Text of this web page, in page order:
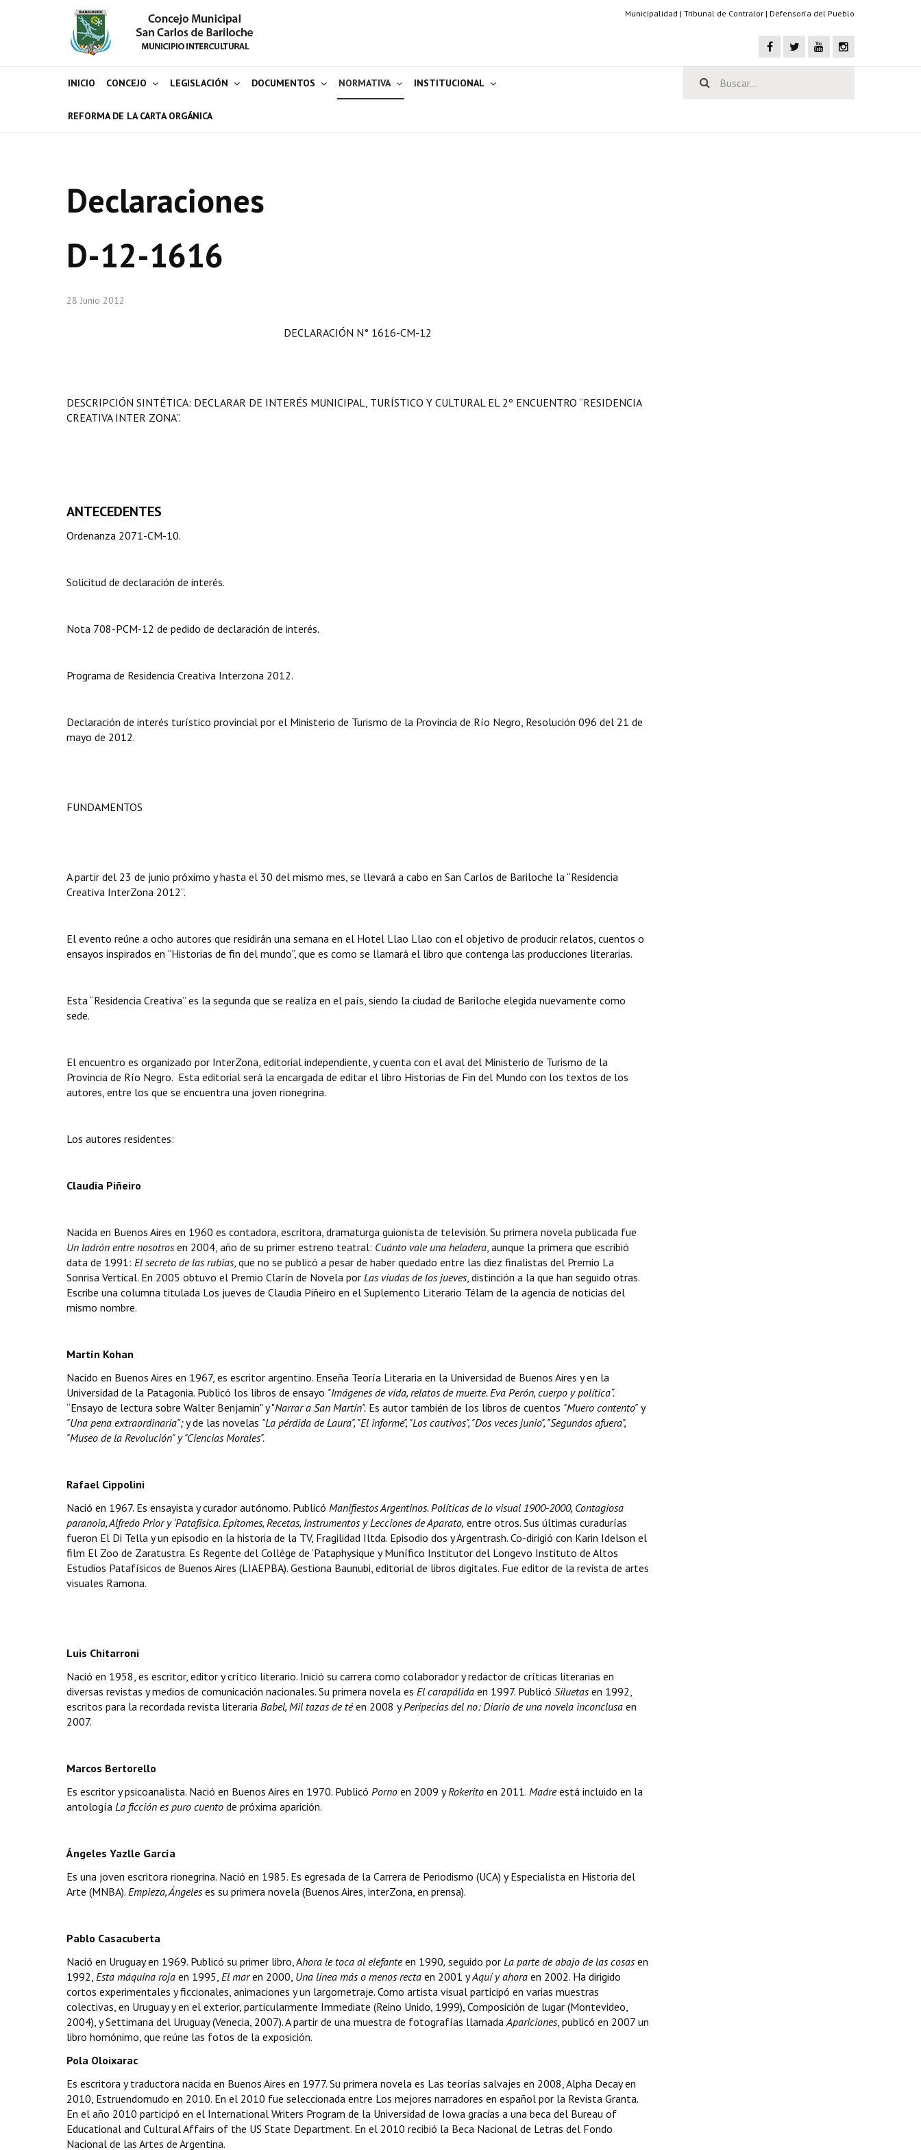
Municipalidad | Tribunal de Contralor | Defensoría del Pueblo
INICIO CONCEJO LEGISLACIÓN DOCUMENTOS NORMATIVA INSTITUCIONAL
REFORMA DE LA CARTA ORGÁNICA
Declaraciones
D-12-1616
28 Junio 2012
DECLARACIÓN N° 1616-CM-12
DESCRIPCIÓN SINTÉTICA: DECLARAR DE INTERÉS MUNICIPAL, TURÍSTICO Y CULTURAL EL 2º ENCUENTRO “RESIDENCIA
CREATIVA INTER ZONA”.
ANTECEDENTES
Ordenanza 2071-CM-10.
Solicitud de declaración de interés.
Nota 708-PCM-12 de pedido de declaración de interés.
Programa de Residencia Creativa Interzona 2012.
Declaración de interés turístico provincial por el Ministerio de Turismo de la Provincia de Río Negro, Resolución 096 del 21 de
mayo de 2012.
FUNDAMENTOS
A partir del 23 de junio próximo y hasta el 30 del mismo mes, se llevará a cabo en San Carlos de Bariloche la “Residencia
Creativa InterZona 2012”.
El evento reúne a ocho autores que residirán una semana en el Hotel Llao Llao con el objetivo de producir relatos, cuentos o
ensayos inspirados en “Historias de fin del mundo”, que es como se llamará el libro que contenga las producciones literarias.
Esta “Residencia Creativa” es la segunda que se realiza en el país, siendo la ciudad de Bariloche elegida nuevamente como
sede.
El encuentro es organizado por InterZona, editorial independiente, y cuenta con el aval del Ministerio de Turismo de la
Provincia de Río Negro. Esta editorial será la encargada de editar el libro Historias de Fin del Mundo con los textos de los
autores, entre los que se encuentra una joven rionegrina.
Los autores residentes:
Claudia Piñeiro
Nacida en Buenos Aires en 1960 es contadora, escritora, dramaturga guionista de televisión. Su primera novela publicada fue
Un ladrón entre nosotros en 2004, año de su primer estreno teatral: Cuánto vale una heladera, aunque la primera que escribió
data de 1991: El secreto de las rubias, que no se publicó a pesar de haber quedado entre las diez finalistas del Premio La
Sonrisa Vertical. En 2005 obtuvo el Premio Clarín de Novela por Las viudas de los jueves, distinción a la que han seguido otras.
Escribe una columna titulada Los jueves de Claudia Piñeiro en el Suplemento Literario Télam de la agencia de noticias del
mismo nombre.
Martín Kohan
Nacido en Buenos Aires en 1967, es escritor argentino. Enseña Teoría Literaria en la Universidad de Buenos Aires y en la
Universidad de la Patagonia. Publicó los libros de ensayo "Imágenes de vida, relatos de muerte. Eva Perón, cuerpo y política“.
“Ensayo de lectura sobre Walter Benjamin" y "Narrar a San Martín". Es autor también de los libros de cuentos "Muero contento" y
"Una pena extraordinaria";y de las novelas "La pérdida de Laura", "El informe", "Los cautivos", "Dos veces junio", "Segundos afuera",
"Museo de la Revolución" y "Ciencias Morales".
Rafael Cippolini
Nació en 1967. Es ensayista y curador autónomo. Publicó Manifiestos Argentinos. Políticas de lo visual 1900-2000, Contagiosa
paranoia, Alfredo Prior y ‘Patafísica. Epítomes, Recetas, Instrumentos y Lecciones de Aparato, entre otros. Sus últimas curadurías
fueron El Di Tella y un episodio en la historia de la TV, Fragilidad Iltda. Episodio dos y Argentrash. Co-dirigió con Karin Idelson el
film El Zoo de Zaratustra. Es Regente del Collège de ‘Pataphysique y Munífico Institutor del Longevo Instituto de Altos
Estudios Patafísicos de Buenos Aires (LIAEPBA). Gestiona Baunubi, editorial de libros digitales. Fue editor de la revista de artes
visuales Ramona.
Luis Chitarroni
Nació en 1958, es escritor, editor y crítico literario. Inició su carrera como colaborador y redactor de críticas literarias en
diversas revistas y medios de comunicación nacionales. Su primera novela es El carapálida en 1997. Publicó Siluetas en 1992,
escritos para la recordada revista literaria Babel, Mil tazas de téen 2008 yPeripecias del no: Diario de una novela inconclusa en
2007.
Marcos Bertorello
Es escritor y psicoanalista. Nació en Buenos Aires en 1970. Publicó Porno en 2009 yRokerito en 2011. Madreestá incluido en la
antología La ficción es puro cuento de próxima aparición.
Ángeles Yazlle García
Es una joven escritora rionegrina. Nació en 1985. Es egresada de la Carrera de Periodismo (UCA) y Especialista en Historia del
Arte (MNBA). Empieza, Ángeles es su primera novela (Buenos Aires, interZona, en prensa).
Pablo Casacuberta
Nació en Uruguay en 1969. Publicó su primer libro, Ahora le toca al elefanteen 1990, seguido por La parte de abajo de las cosas en
1992, Esta máquina roja en 1995, El maren 2000, Una línea más o menos recta en 2001 yAquí y ahora en 2002. Ha dirigido
cortos experimentales y ficcionales, animaciones y un largometraje. Como artista visual participó en varias muestras
colectivas, en Uruguay y en el exterior, particularmente Immediate (Reino Unido, 1999), Composición de lugar (Montevideo,
2004), y Settimana del Uruguay (Venecia, 2007). A partir de una muestra de fotografías llamadaApariciones, publicó en 2007 un
libro homónimo, que reúne las fotos de la exposición.
Pola Oloixarac
Es escritora y traductora nacida en Buenos Aires en 1977. Su primera novela es Las teorías salvajes en 2008, Alpha Decay en
2010, Estruendomudo en 2010. En el 2010 fue seleccionada entre Los mejores narradores en español por la Revista Granta.
En el año 2010 participó en el International Writers Program de la Universidad de Iowa gracias a una beca del Bureau of
Educational and Cultural Affairs of the US State Department. En el 2010 recibió la Beca Nacional de Letras del Fondo
Nacional de las Artes de Argentina.